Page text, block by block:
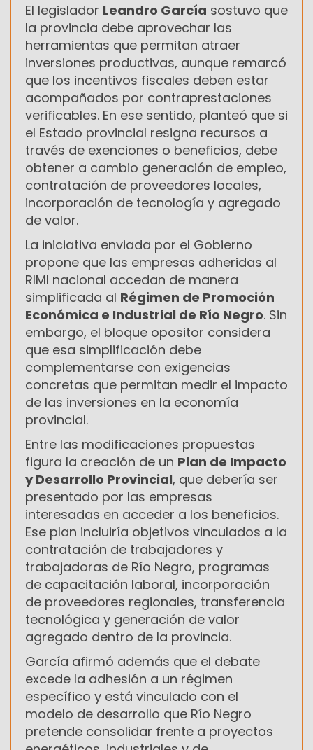
El legislador Leandro García sostuvo que
la provincia debe aprovechar las
herramientas que permitan atraer
inversiones productivas, aunque remarcó
que los incentivos fiscales deben estar
acompañados por contraprestaciones
verificables. En ese sentido, planteó que si
el Estado provincial resigna recursos a
través de exenciones o beneficios, debe
obtener a cambio generación de empleo,
contratación de proveedores locales,
incorporación de tecnología y agregado
de valor.
La iniciativa enviada por el Gobierno
propone que las empresas adheridas al
RIMI nacional accedan de manera
simplificada al Régimen de Promoción
Económica e Industrial de Río Negro. Sin
embargo, el bloque opositor considera
que esa simplificación debe
complementarse con exigencias
concretas que permitan medir el impacto
de las inversiones en la economía
provincial.
Entre las modificaciones propuestas
figura la creación de un Plan de Impacto
y Desarrollo Provincial, que debería ser
presentado por las empresas
interesadas en acceder a los beneficios.
Ese plan incluiría objetivos vinculados a la
contratación de trabajadores y
trabajadoras de Río Negro, programas
de capacitación laboral, incorporación
de proveedores regionales, transferencia
tecnológica y generación de valor
agregado dentro de la provincia.
García afirmó además que el debate
excede la adhesión a un régimen
específico y está vinculado con el
modelo de desarrollo que Río Negro
pretende consolidar frente a proyectos